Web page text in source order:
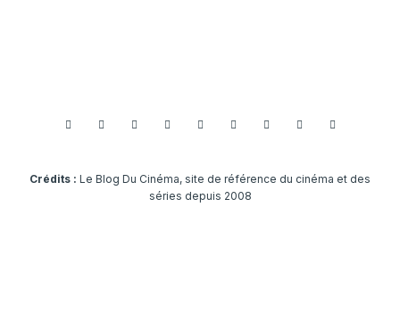
Crédits : Le Blog Du Cinéma, site de référence du cinéma et des
séries depuis 2008